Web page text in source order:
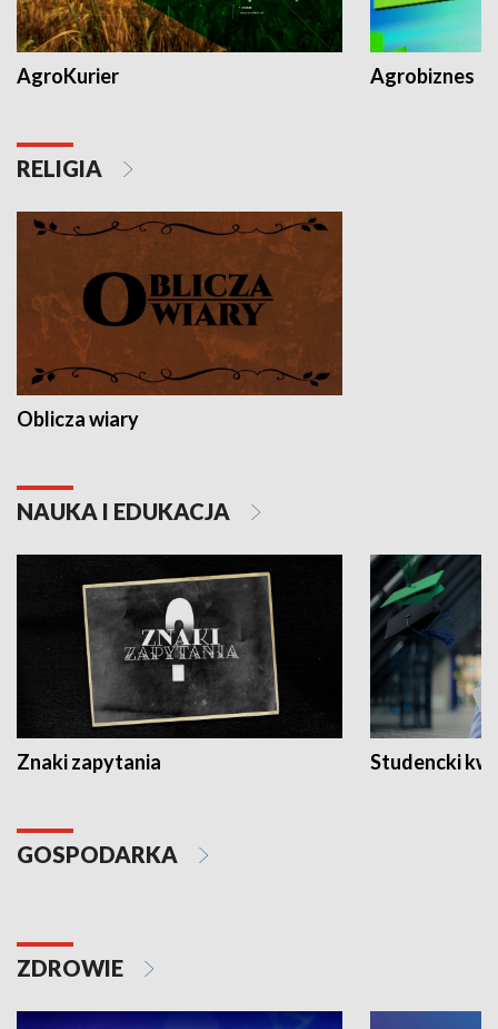
AgroKurier Agrobiznes
RELIGIA
Oblicza wiary
NAUKA I EDUKACJA
Znaki zapytania Studencki
GOSPODARKA
ZDROWIE